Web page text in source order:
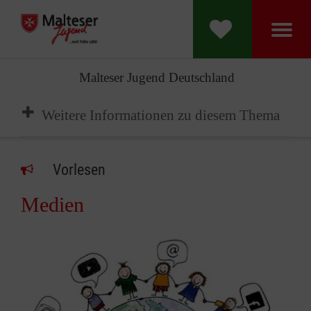
Malteser Jugend Deutschland
Weitere Informationen zu diesem Thema
Vorlesen
Medien